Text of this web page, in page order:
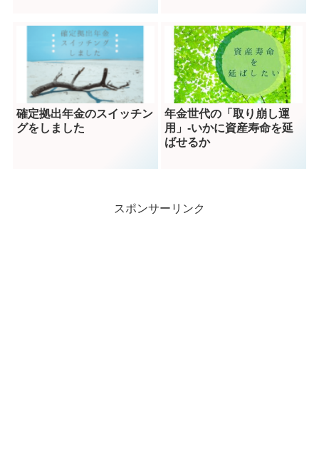
確定拠出年金のスイッチン
グをしました
年金世代の「取り崩し運
用」-いかに資産寿命を延
ばせるか
スポンサーリンク